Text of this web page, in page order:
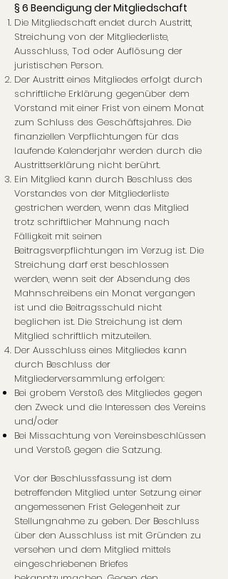
§ 6 Beendigung der Mitgliedschaft
Die Mitgliedschaft endet durch Austritt,
Streichung von der Mitgliederliste,
Ausschluss, Tod oder Auflösung der
juristischen Person.
Der Austritt eines Mitgliedes erfolgt durch
schriftliche Erklärung gegenüber dem
Vorstand mit einer Frist von einem Monat
zum Schluss des Geschäftsjahres. Die
finanziellen Verpflichtungen für das
laufende Kalenderjahr werden durch die
Austrittserklärung nicht berührt.
Ein Mitglied kann durch Beschluss des
Vorstandes von der Mitgliederliste
gestrichen werden, wenn das Mitglied
trotz schriftlicher Mahnung nach
Fälligkeit mit seinen
Beitragsverpflichtungen im Verzug ist. Die
Streichung darf erst beschlossen
werden, wenn seit der Absendung des
Mahnschreibens ein Monat vergangen
ist und die Beitragsschuld nicht
beglichen ist. Die Streichung ist dem
Mitglied schriftlich mitzuteilen.
Der Ausschluss eines Mitgliedes kann
durch Beschluss der
Mitgliederversammlung erfolgen:
Bei grobem Verstoß des Mitgliedes gegen
den Zweck und die Interessen des Vereins
und/oder
Bei Missachtung von Vereinsbeschlüssen
und Verstoß gegen die Satzung.
Vor der Beschlussfassung ist dem
betreffenden Mitglied unter Setzung einer
angemessenen Frist Gelegenheit zur
Stellungnahme zu geben. Der Beschluss
über den Ausschluss ist mit Gründen zu
versehen und dem Mitglied mittels
eingeschriebenen Briefes